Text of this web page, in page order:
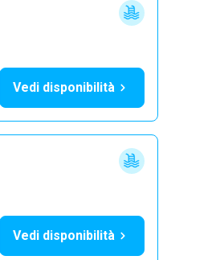
Vedi disponibilità
Vedi disponibilità